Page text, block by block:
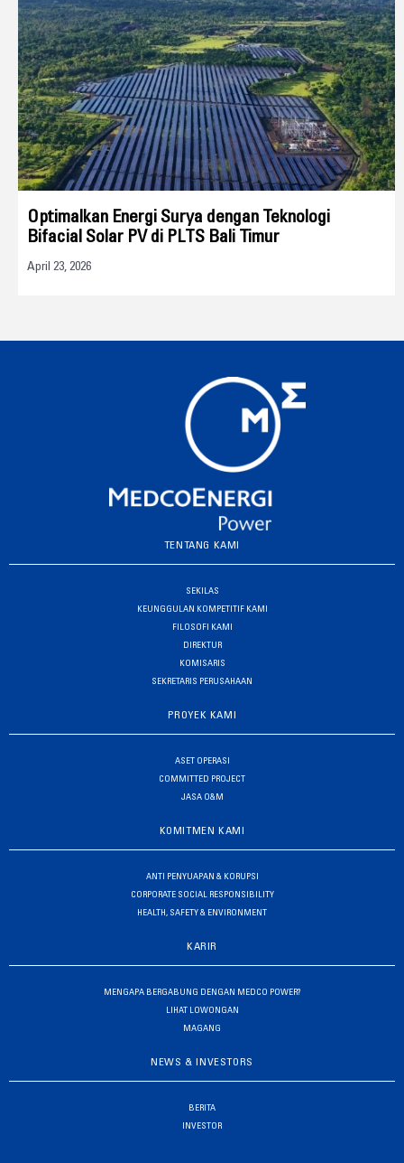
Optimalkan Energi Surya dengan Teknologi
Bifacial Solar PV di PLTS Bali Timur
April 23, 2026
TENTANG KAMI
SEKILAS
KEUNGGULAN KOMPETITIF KAMI
FILOSOFI KAMI
DIREKTUR
KOMISARIS
SEKRETARIS PERUSAHAAN
PROYEK KAMI
ASET OPERASI
COMMITTED PROJECT
JASA O&M
KOMITMEN KAMI
ANTI PENYUAPAN & KORUPSI
CORPORATE SOCIAL RESPONSIBILITY
HEALTH, SAFETY & ENVIRONMENT
KARIR
MENGAPA BERGABUNG DENGAN MEDCO POWER?
LIHAT LOWONGAN
MAGANG
NEWS & INVESTORS
BERITA
INVESTOR